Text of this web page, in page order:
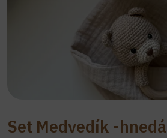
Set Medvedík -hnedá